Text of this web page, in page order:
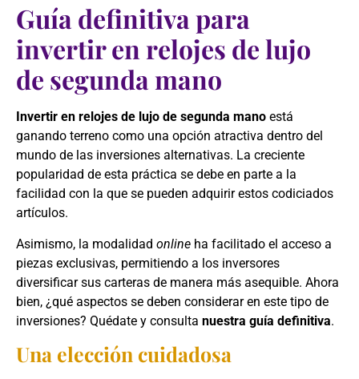
Guía definitiva para
invertir en relojes de lujo
de segunda mano
Invertir en relojes de lujo de segunda mano está
ganando terreno como una opción atractiva dentro del
mundo de las inversiones alternativas. La creciente
popularidad de esta práctica se debe en parte a la
facilidad con la que se pueden adquirir estos codiciados
artículos.
Asimismo, la modalidad online ha facilitado el acceso a
piezas exclusivas, permitiendo a los inversores
diversificar sus carteras de manera más asequible. Ahora
bien, ¿qué aspectos se deben considerar en este tipo de
inversiones? Quédate y consulta nuestra guía definitiva.
Una elección cuidadosa